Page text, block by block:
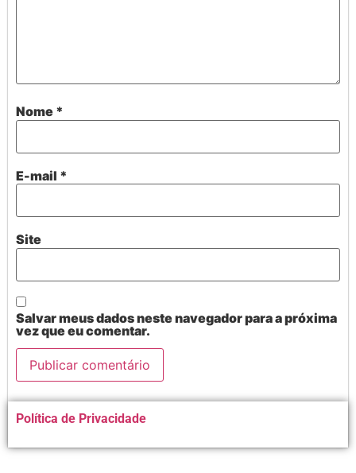
Nome *
E-mail *
Site
Salvar meus dados neste navegador para a próxima
vez que eu comentar.
Alternative:
Política de Privacidade